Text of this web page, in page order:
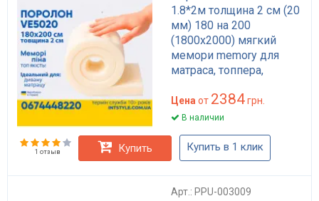
1.8*2м толщина 2 см (20
мм) 180 на 200
(1800х2000) мягкий
мемори memory для
матраса, топпера,
Цена от 2384грн.
В наличии
1 отзыв Купить Купить в 1 клик
Арт.: PPU-003009